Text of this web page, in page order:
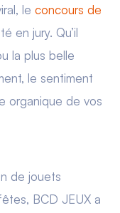
leconcours de
en jury. Qu’il
la plus belle
le sentiment
organique de vos
de jouets
BCD JEUX a